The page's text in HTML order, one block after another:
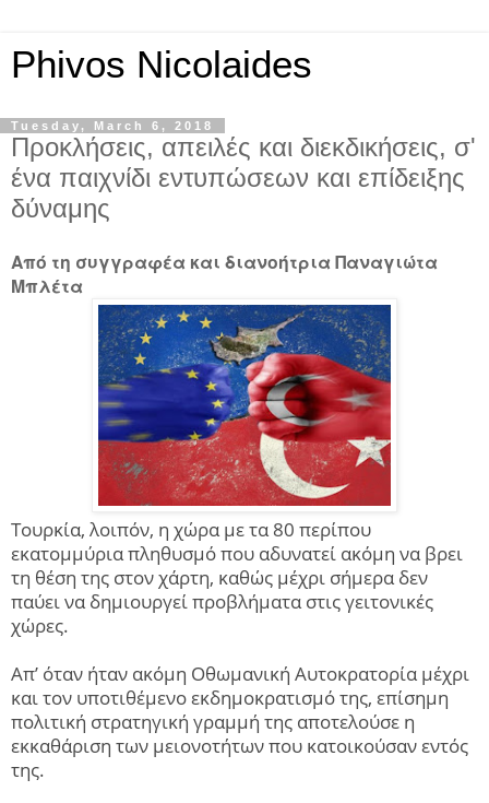
Phivos Nicolaides
Tuesday, March 6, 2018
Προκλήσεις, απειλές και διεκδικήσεις, σ'
ένα παιχνίδι εντυπώσεων και επίδειξης
δύναμης
Από τη συγγραφέα και διανοήτρια Παναγιώτα
Μπλέτα
Τουρκία, λοιπόν, η χώρα με τα 80 περίπου
εκατομμύρια πληθυσμό που αδυνατεί ακόμη να βρει
τη θέση της στον χάρτη, καθώς μέχρι σήμερα δεν
παύει να δημιουργεί προβλήματα στις γειτονικές
χώρες.
Απ’ όταν ήταν ακόμη Οθωμανική Αυτοκρατορία μέχρι
και τον υποτιθέμενο εκδημοκρατισμό της, επίσημη
πολιτική στρατηγική γραμμή της αποτελούσε η
εκκαθάριση των μειονοτήτων που κατοικούσαν εντός
της.